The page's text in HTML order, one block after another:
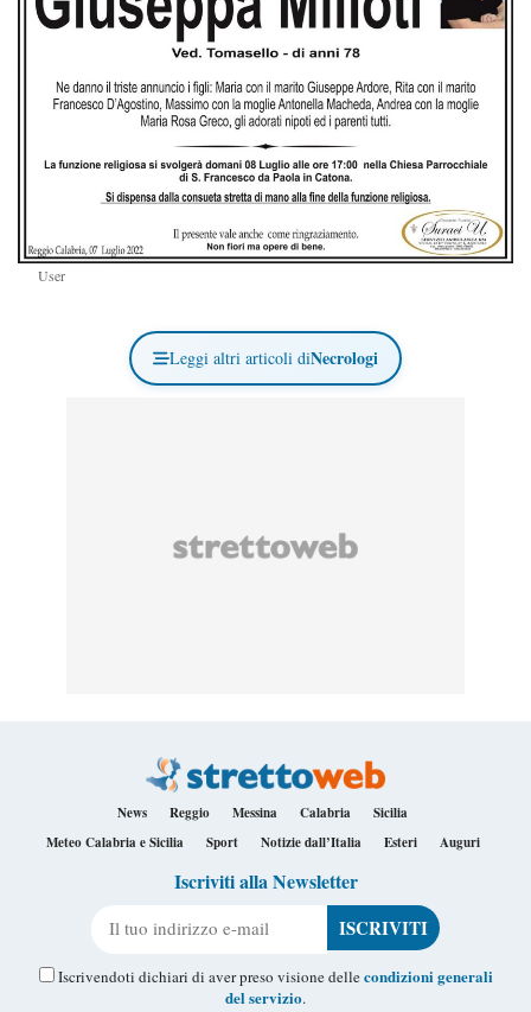
User
Leggi altri articoli diNecrologi
News Reggio Messina Calabria
Sicilia
Meteo Calabria e Sicilia
Sport Notizie dall’Italia Esteri Auguri
Iscriviti alla Newsletter
Iscrivendoti dichiari di aver preso visione dellecondizioni generali
del servizio.